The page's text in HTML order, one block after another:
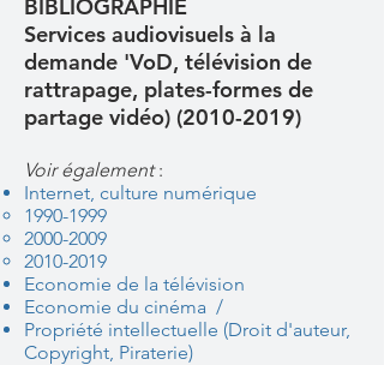
BIBLIOGRAPHIE
Services audiovisuels à la
demande 'VoD, télévision de
rattrapage, plates-formes de
partage vidéo) (2010-2019)
Voir également:
Internet, culture numérique
​1990-1999
2000-2009
2010-2019
Economie de la télévision
Economie du cinéma /
Propriété intellectuelle (Droit d'auteur,
Copyright, Piraterie)